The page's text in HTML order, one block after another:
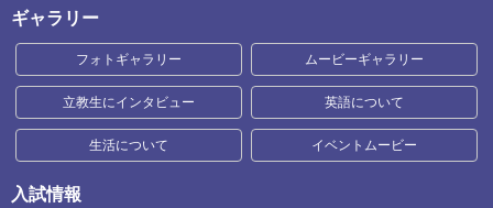
ギャラリー
フォトギャラリー ムービーギャラリー
立教生にインタビュー 英語について
生活について イベントムービー
入試情報